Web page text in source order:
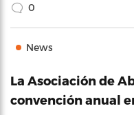
0
News
La Asociación de
convención anual